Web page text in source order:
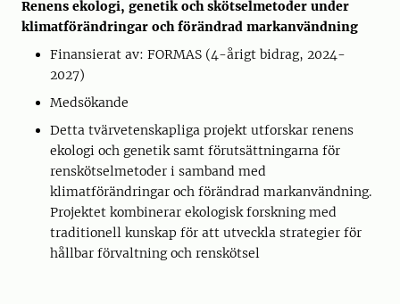
Renens ekologi, genetik och skötselmetoder under
klimatförändringar och förändrad markanvändning
Finansierat av: FORMAS (4-årigt bidrag, 2024-
2027)
Medsökande
Detta tvärvetenskapliga projekt utforskar renens
ekologi och genetik samt förutsättningarna för
renskötselmetoder i samband med
klimatförändringar och förändrad markanvändning.
Projektet kombinerar ekologisk forskning med
traditionell kunskap för att utveckla strategier för
hållbar förvaltning och renskötsel